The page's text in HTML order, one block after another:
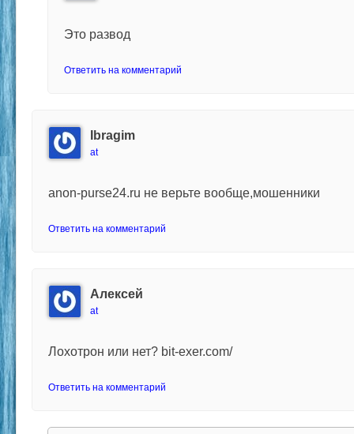
Это развод
Ответить на комментарий
Ibragim
at
anon-purse24.ru не верьте вообще,мошенники
Ответить на комментарий
Алексей
at
Лохотрон или нет? bit-exer.com/
Ответить на комментарий